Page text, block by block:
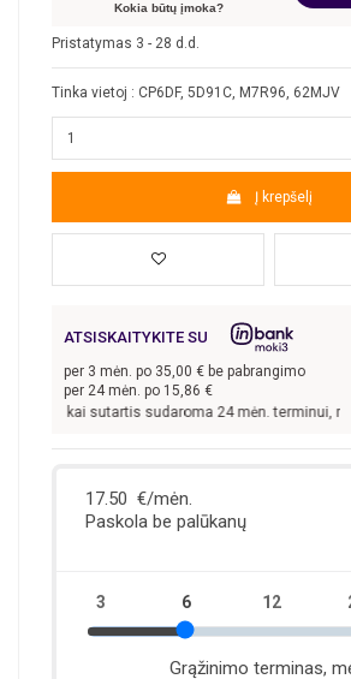
Kokia būtų įmoka?
Pristatymas 3 - 28 d.d.
Tinka vietoj : CP6DF, 5D91C, M7R96, 62MJV
Į krepšelį
ATSISKAITYKITE SU
per 3 mėn. po 35,00 € be pabrangimo
per 24 mėn. po 15,86 €
€, kai sutartis sudaroma 24 mėn. terminui,